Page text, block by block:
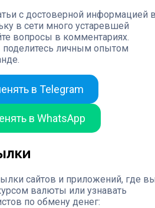
с достоверной информацией
в сети много устаревшей
вопросы в комментариях.
личным опытом
в Telegram
в WhatsApp
сайтов и приложений, где
валюты или узнавать
по обмену денег: